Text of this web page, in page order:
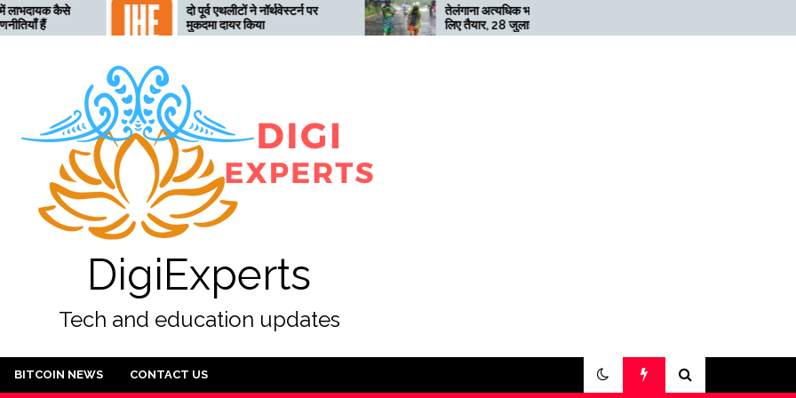
दो पूर्व एथलीटों ने नॉर्थवेस्टर्न पर
मुकदमा दायर किया
तेलंगाना अत्यधिक भारी बारिश के
लिए तैयार, 28 जुलाई तक ‘रेड’
अलर्ट जारी
हुई तो खनन लाभदायक नहीं है
DigiExperts
Tech and education updates
BITCOIN NEWS CONTACT US